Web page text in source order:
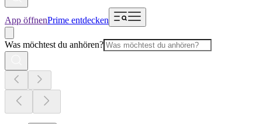
App öffnenPrime entdecken
Was möchtest du anhören?